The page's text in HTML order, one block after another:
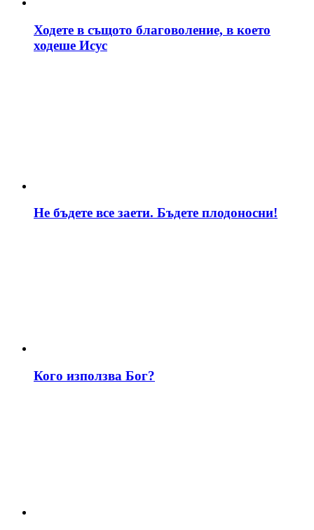
Ходете в същото благоволение, в което
ходеше Исус
Не бъдете все заети. Бъдете плодоносни!
Кого използва Бог?